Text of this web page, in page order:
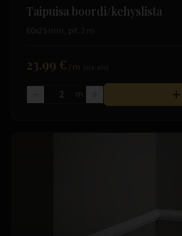
Taipuisa boordi/kehyslista
60x25 mm, pit. 2 m
23.99 € /m
m